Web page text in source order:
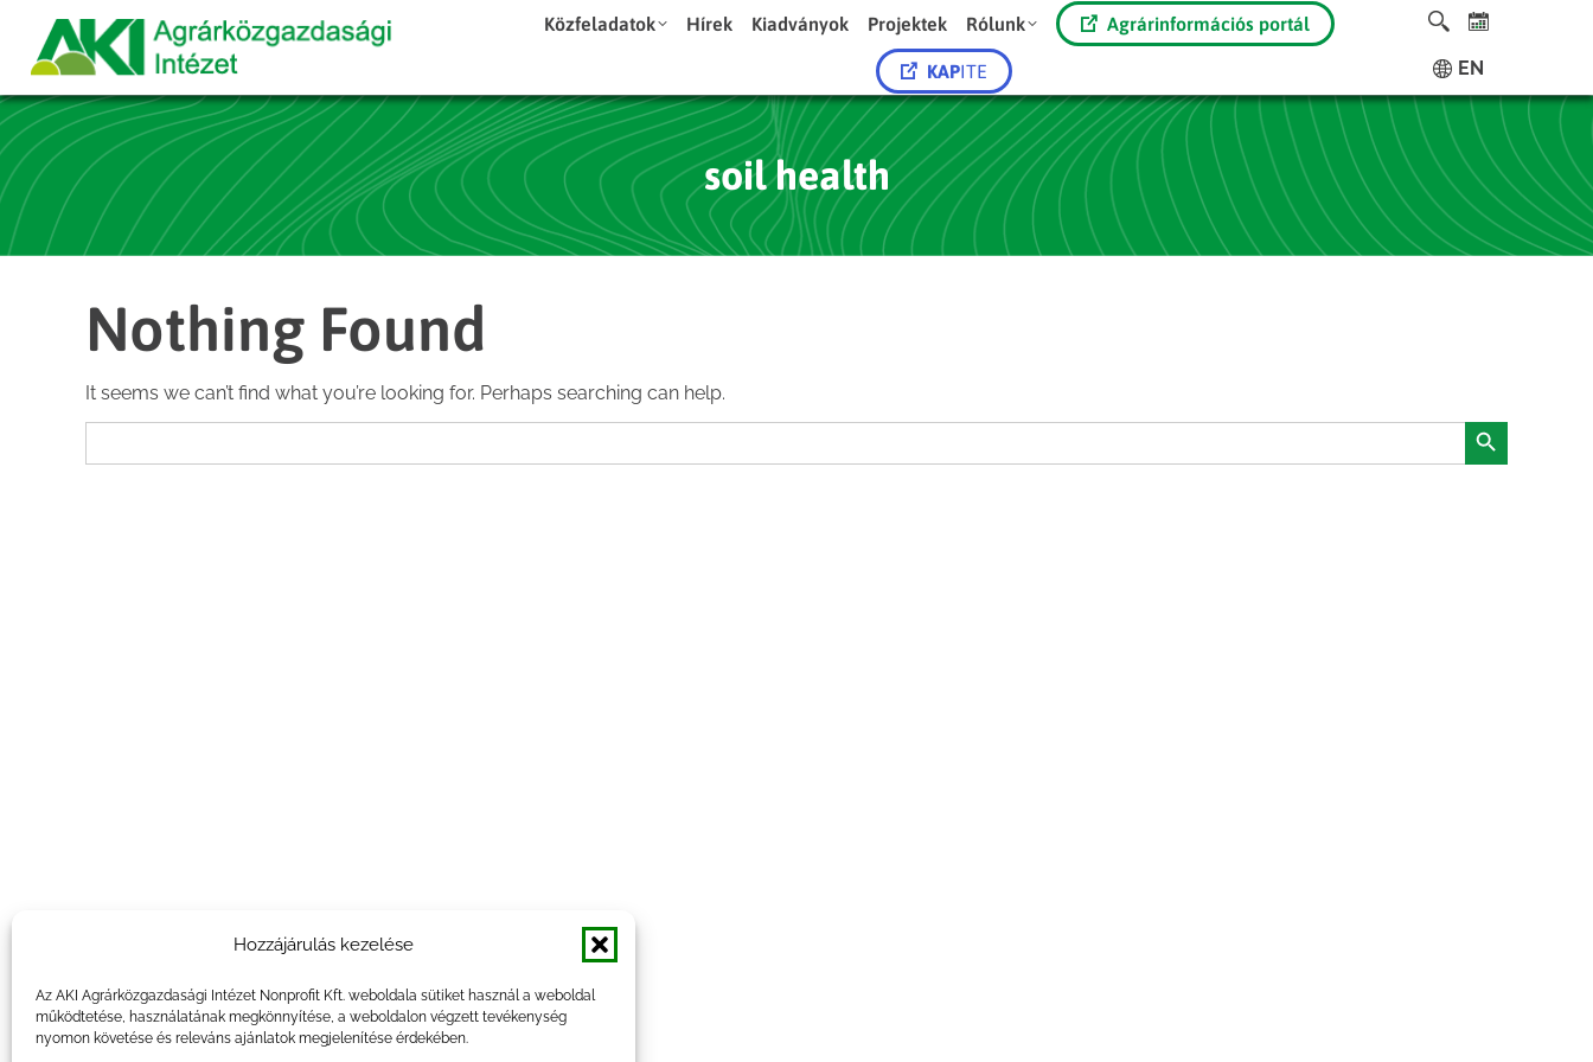
Hozzájárulás kezelése
Az AKI Agrárközgazdasági Intézet Nonprofit Kft. weboldala sütiket használ a weboldal
működtetése, használatának megkönnyítése, a weboldalon végzett tevékenység
nyomon követése és releváns ajánlatok megjelenítése érdekében.
Közfeladatok Hírek Kiadványok Projektek Rólunk Agrárinformációs portál
KAPITE EN
soil health
Nothing Found
It seems we can’t find what you’re looking for. Perhaps searching can help.
Search
Search Button